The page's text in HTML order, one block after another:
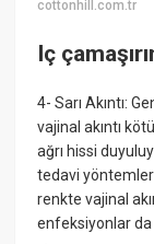
cottonhill.com.tr
Iç
4- Sarı Akıntı:
vajinal akıntı
ağrı hissi
tedavi
renkte vajinal
enfeksiyonlar da